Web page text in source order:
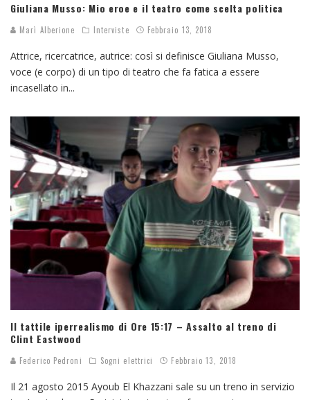
Giuliana Musso: Mio eroe e il teatro come scelta politica
Marì Alberione Interviste Febbraio 13, 2018
Attrice, ricercatrice, autrice: così si definisce Giuliana Musso,
voce (e corpo) di un tipo di teatro che fa fatica a essere
incasellato in...
Il tattile iperrealismo di Ore 15:17 – Assalto al treno di
Clint Eastwood
Federico Pedroni Sogni elettrici Febbraio 13, 2018
Il 21 agosto 2015 Ayoub El Khazzani sale su un treno in servizio